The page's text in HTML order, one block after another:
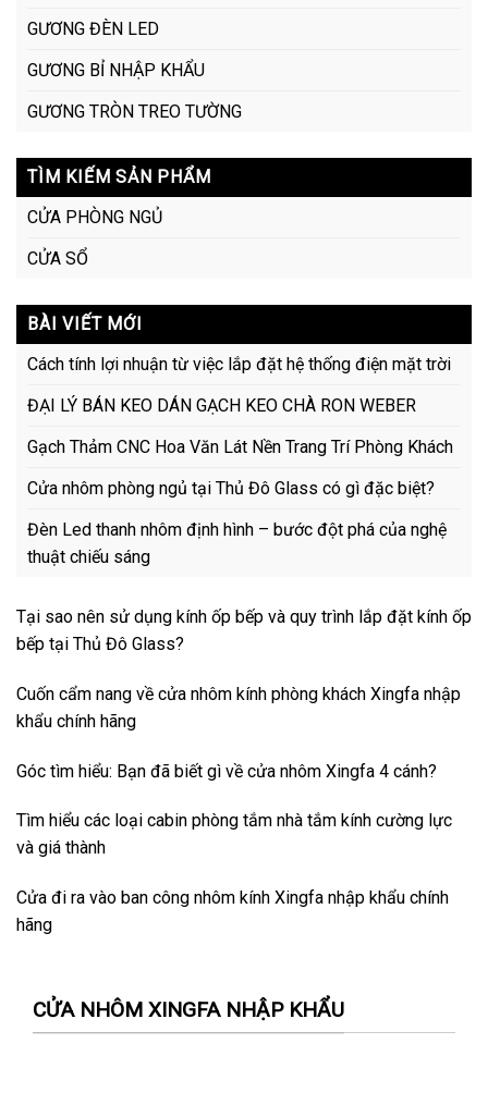
GƯƠNG ĐÈN LED
GƯƠNG BỈ NHẬP KHẨU
GƯƠNG TRÒN TREO TƯỜNG
TÌM KIẾM SẢN PHẨM
CỬA PHÒNG NGỦ
CỬA SỔ
BÀI VIẾT MỚI
Cách tính lợi nhuận từ việc lắp đặt hệ thống điện mặt trời
ĐẠI LÝ BÁN KEO DÁN GẠCH KEO CHÀ RON WEBER
Gạch Thảm CNC Hoa Văn Lát Nền Trang Trí Phòng Khách
Cửa nhôm phòng ngủ tại Thủ Đô Glass có gì đặc biệt?
Đèn Led thanh nhôm định hình – bước đột phá của nghệ
thuật chiếu sáng
Tại sao nên sử dụng kính ốp bếp và quy trình lắp đặt kính ốp
bếp tại Thủ Đô Glass?
Cuốn cẩm nang về cửa nhôm kính phòng khách Xingfa nhập
khẩu chính hãng
Góc tìm hiểu: Bạn đã biết gì về cửa nhôm Xingfa 4 cánh?
Tìm hiểu các loại cabin phòng tắm nhà tắm kính cường lực
và giá thành
Cửa đi ra vào ban công nhôm kính Xingfa nhập khẩu chính
hãng
CỬA NHÔM XINGFA NHẬP KHẨU